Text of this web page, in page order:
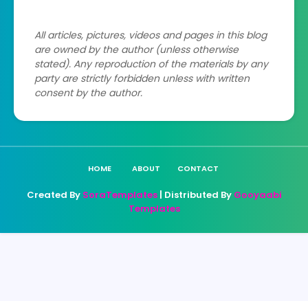
All articles, pictures, videos and pages in this blog
are owned by the author (unless otherwise
stated). Any reproduction of the materials by any
party are strictly forbidden unless with written
consent by the author.
HOME ABOUT CONTACT
Created By SoraTemplates| Distributed By Gooyaabi
Templates